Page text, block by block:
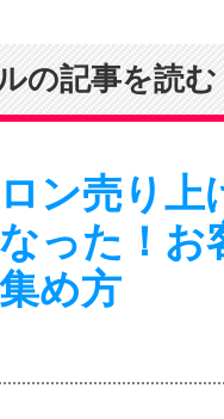
の記事を読む
ン売り上
った！お
め方